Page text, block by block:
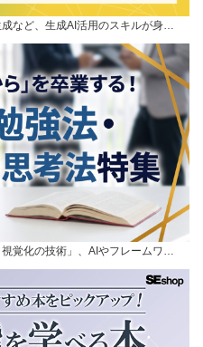
など、生成AI活用のスキルが身…
覚化の技術」、AIやフレームワ…